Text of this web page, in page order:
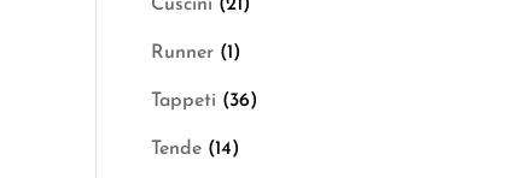
Cuscini (21)
Runner (1)
Tappeti (36)
Tende (14)